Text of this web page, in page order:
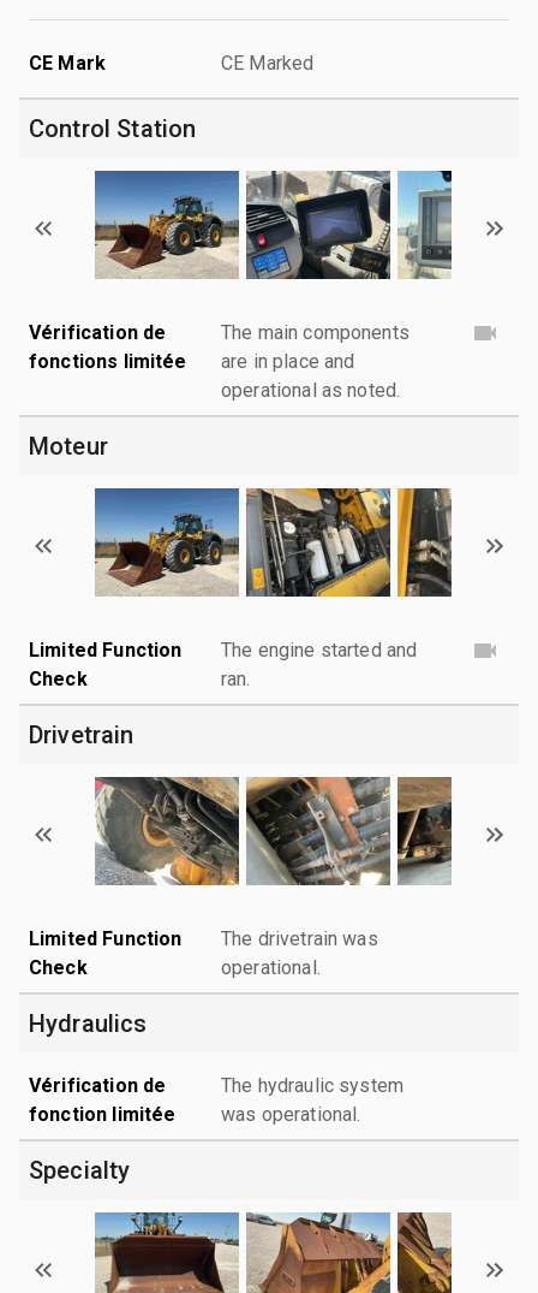
CE Mark CE Marked
Control Station
Vérification de
fonctions limitée
The main components
are in place and
operational as noted.
Moteur
Limited Function
Check
The engine started and
ran.
Drivetrain
Limited Function
Check
The drivetrain was
operational.
Hydraulics
Vérification de
fonction limitée
The hydraulic system
was operational.
Specialty